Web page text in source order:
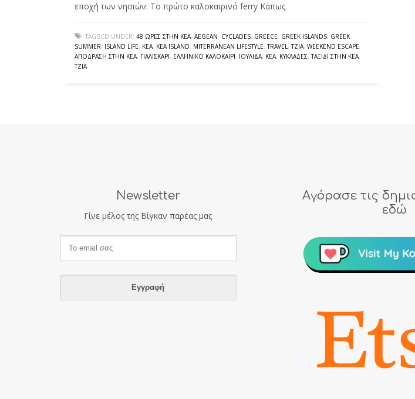
εποχή των νησιών. Το πρώτο καλοκαιρινό ferry Κάπως
TAGGED UNDER: 48 ΏΡΕΣ ΣΤΗΝ ΚΈΑ, AEGEAN, CYCLADES, GREECE, GREEK ISLANDS, GREEK
SUMMER, ISLAND LIFE, KEA, KEA ISLAND, MITERRANEAN LIFESTYLE,TRAVEL,TZIA, WEEKEND ESCAPE,
ΑΠΌΔΡΑΣΗ ΣΤΗΝ ΚΈΑ, ΓΙΑΛΙΣΚΆΡΙ, ΕΛΛΗΝΙΚΌ ΚΑΛΟΚΑΊΡΙ, ΙΟΥΛΊΔΑ, ΚΈΑ, ΚΥΚΛΆΔΕΣ,ΤΑΞΊΔΙ ΣΤΗΝ ΚΈΑ,
ΤΖΙΆ
Newsletter
Γίνε μέλος της Βίγκαν παρέας μας
Αγόρασε τις
εδώ